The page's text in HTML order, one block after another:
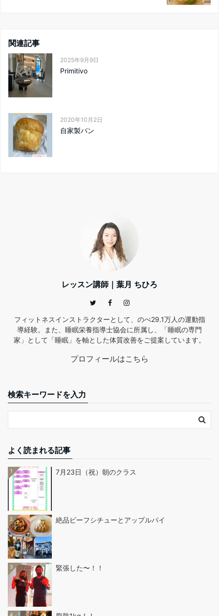
関連記事
2025年9月9日
Primitivo
2020年10月2日
自家製パン
レッスン講師｜葉月 ちひろ
フィットネスインストラクターとして、のべ29.1万人の運動指
導経験。また、睡眠栄養指導士協会に所属し、「睡眠の専門
家」として「睡眠」を軸とした体質改善をご提案しています。
プロフィールはこちら
検索キーワードを入力
よく読まれる記事
1 7月23日（祝）朝のクラス
2 絶品ビーフシチューとアップルパイ
3 緊張した〜！！
4